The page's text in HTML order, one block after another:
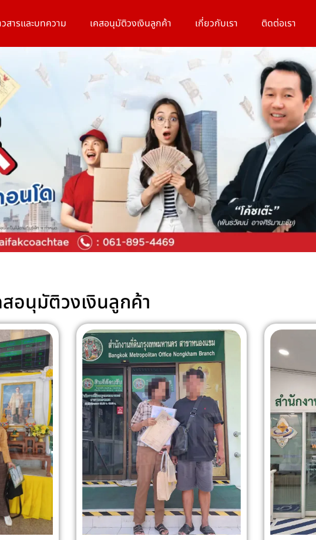
วสารและบทความ เคสอนุมัติวงเงินลูกค้า เกี่ยวกับเรา ติดต่อเรา
สอนุมัติวงเงินลูกค้า